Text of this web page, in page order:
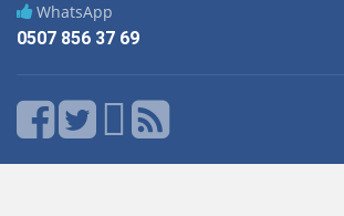
WhatsApp
0507 856 37 69